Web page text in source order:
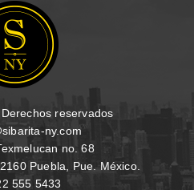
reservados
ny.com
no. 68
Puebla, Pue. México.
555 5433